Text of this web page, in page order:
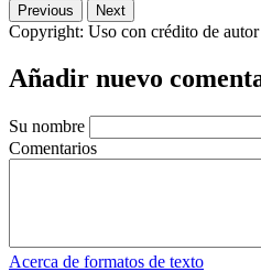
Previous Next
Copyright: Uso con crédito de
Añadir nuevo
Su nombre
Comentarios
Acerca de formatos de texto